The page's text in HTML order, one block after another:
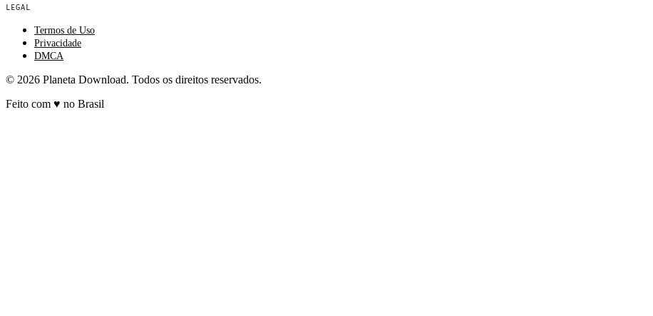
LEGAL
Termos de Uso
Privacidade
DMCA
© 2026 Planeta Download. Todos os direitos reservados.
Feito com ♥ no Brasil